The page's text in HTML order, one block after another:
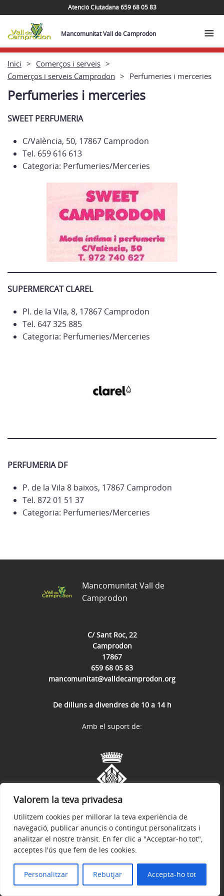
Valorem la teva privadesa
Utilitzem cookies per millorar la teva experiència de
navegació, publicar anuncis o contingut personalitzats i
analitzar el nostre trànsit. En fer clic a "Acceptar-ho tot",
acceptes l'ús que fem de les cookies.
Personalitzar Rebutjar Accepta-ho tot
Atenció Ciutadana 659 68 05 83
Mancomunitat Vall de Camprodon
Inici
Comerços i serveis
Comerços i serveis Camprodon
Perfumeries i merceries
Perfumeries i merceries
SWEET PERFUMERIA
C/València, 50, 17867 Camprodon
Tel. 659 616 613
Categoria: Perfumeries/Merceries
SUPERMERCAT CLAREL
Pl. de la Vila, 8, 17867 Camprodon
Tel. 647 325 885
Categoria: Perfumeries/Merceries
PERFUMERIA DF
P. de la Vila 8 baixos, 17867 Camprodon
Tel. 872 01 51 37
Categoria: Perfumeries/Merceries
C/ Sant Roc, 22
Camprodon
17867
659 68 05 83
mancomunitat@valldecamprodon.org
De dilluns a divendres de 10 a 14 h
Mancomunitat Vall de
Camprodon
Avís legal Política de privacitat
Amb el suport de: